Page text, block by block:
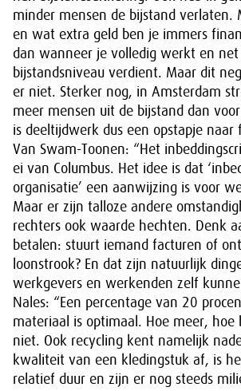
minder mensen de bijstand verlaten.
en wat extra geld ben je immers
dan wanneer je volledig werkt en net
bijstandsniveau verdient. Maar dit
er niet. Sterker nog, in Amsterdam
meer mensen uit de bijstand dan
is deeltijdwerk dus een opstapje
Van Swam-Toonen: “Het
ei van Columbus. Het idee is dat
organisatie’ een aanwijzing is voor
Maar er zijn talloze andere
rechters ook waarde hechten. Denk
betalen: stuurt iemand facturen of
loonstrook? En dat zijn natuurlijk
werkgevers en werkenden zelf
Nales: “Een percentage van 20
materiaal is optimaal. Hoe meer, hoe
niet. Ook recycling kent namelijk
kwaliteit van een kledingstuk af, is
relatief duur en zijn er nog steeds